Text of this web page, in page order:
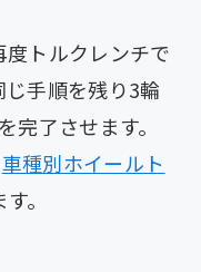
トルクレンチで
手順を残り3輪
完了させます。
車種別ホイールト
。